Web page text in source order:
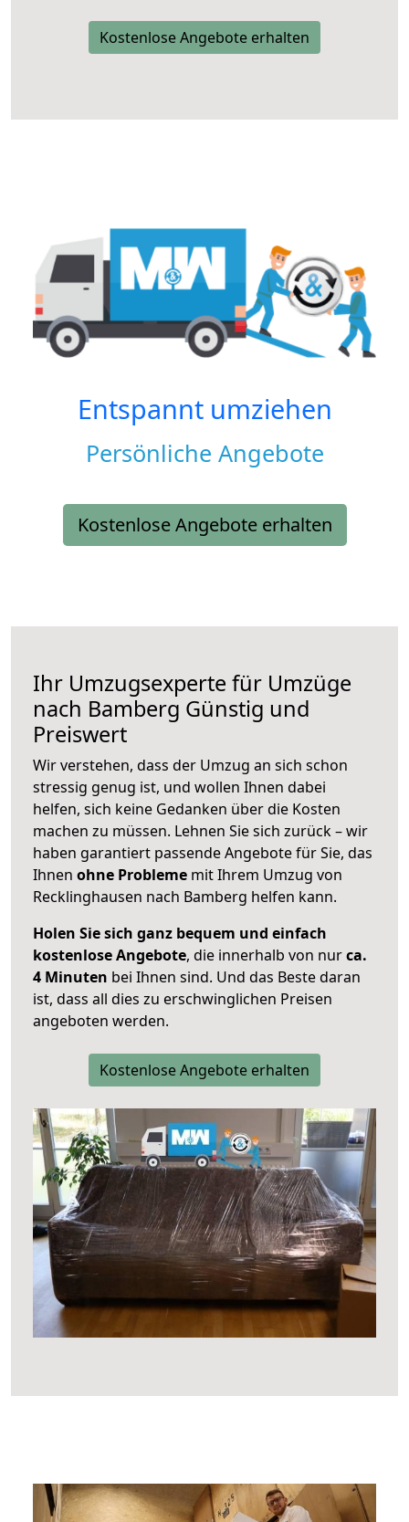
Kostenlose Angebote erhalten
Entspannt umziehen
Persönliche Angebote
Kostenlose Angebote erhalten
Ihr Umzugsexperte für Umzüge
nach Bamberg Günstig und
Preiswert
Wir verstehen, dass der Umzug an sich schon
stressig genug ist, und wollen Ihnen dabei
helfen, sich keine Gedanken über die Kosten
machen zu müssen. Lehnen Sie sich zurück – wir
haben garantiert passende Angebote für Sie, das
Ihnen ohne Probleme mit Ihrem Umzug von
Recklinghausen nach Bamberg helfen kann.
Holen Sie sich ganz bequem und einfach
kostenlose Angebote, die innerhalb von nurca.
4 Minuten bei Ihnen sind. Und das Beste daran
ist, dass all dies zu erschwinglichen Preisen
angeboten werden.
Kostenlose Angebote erhalten